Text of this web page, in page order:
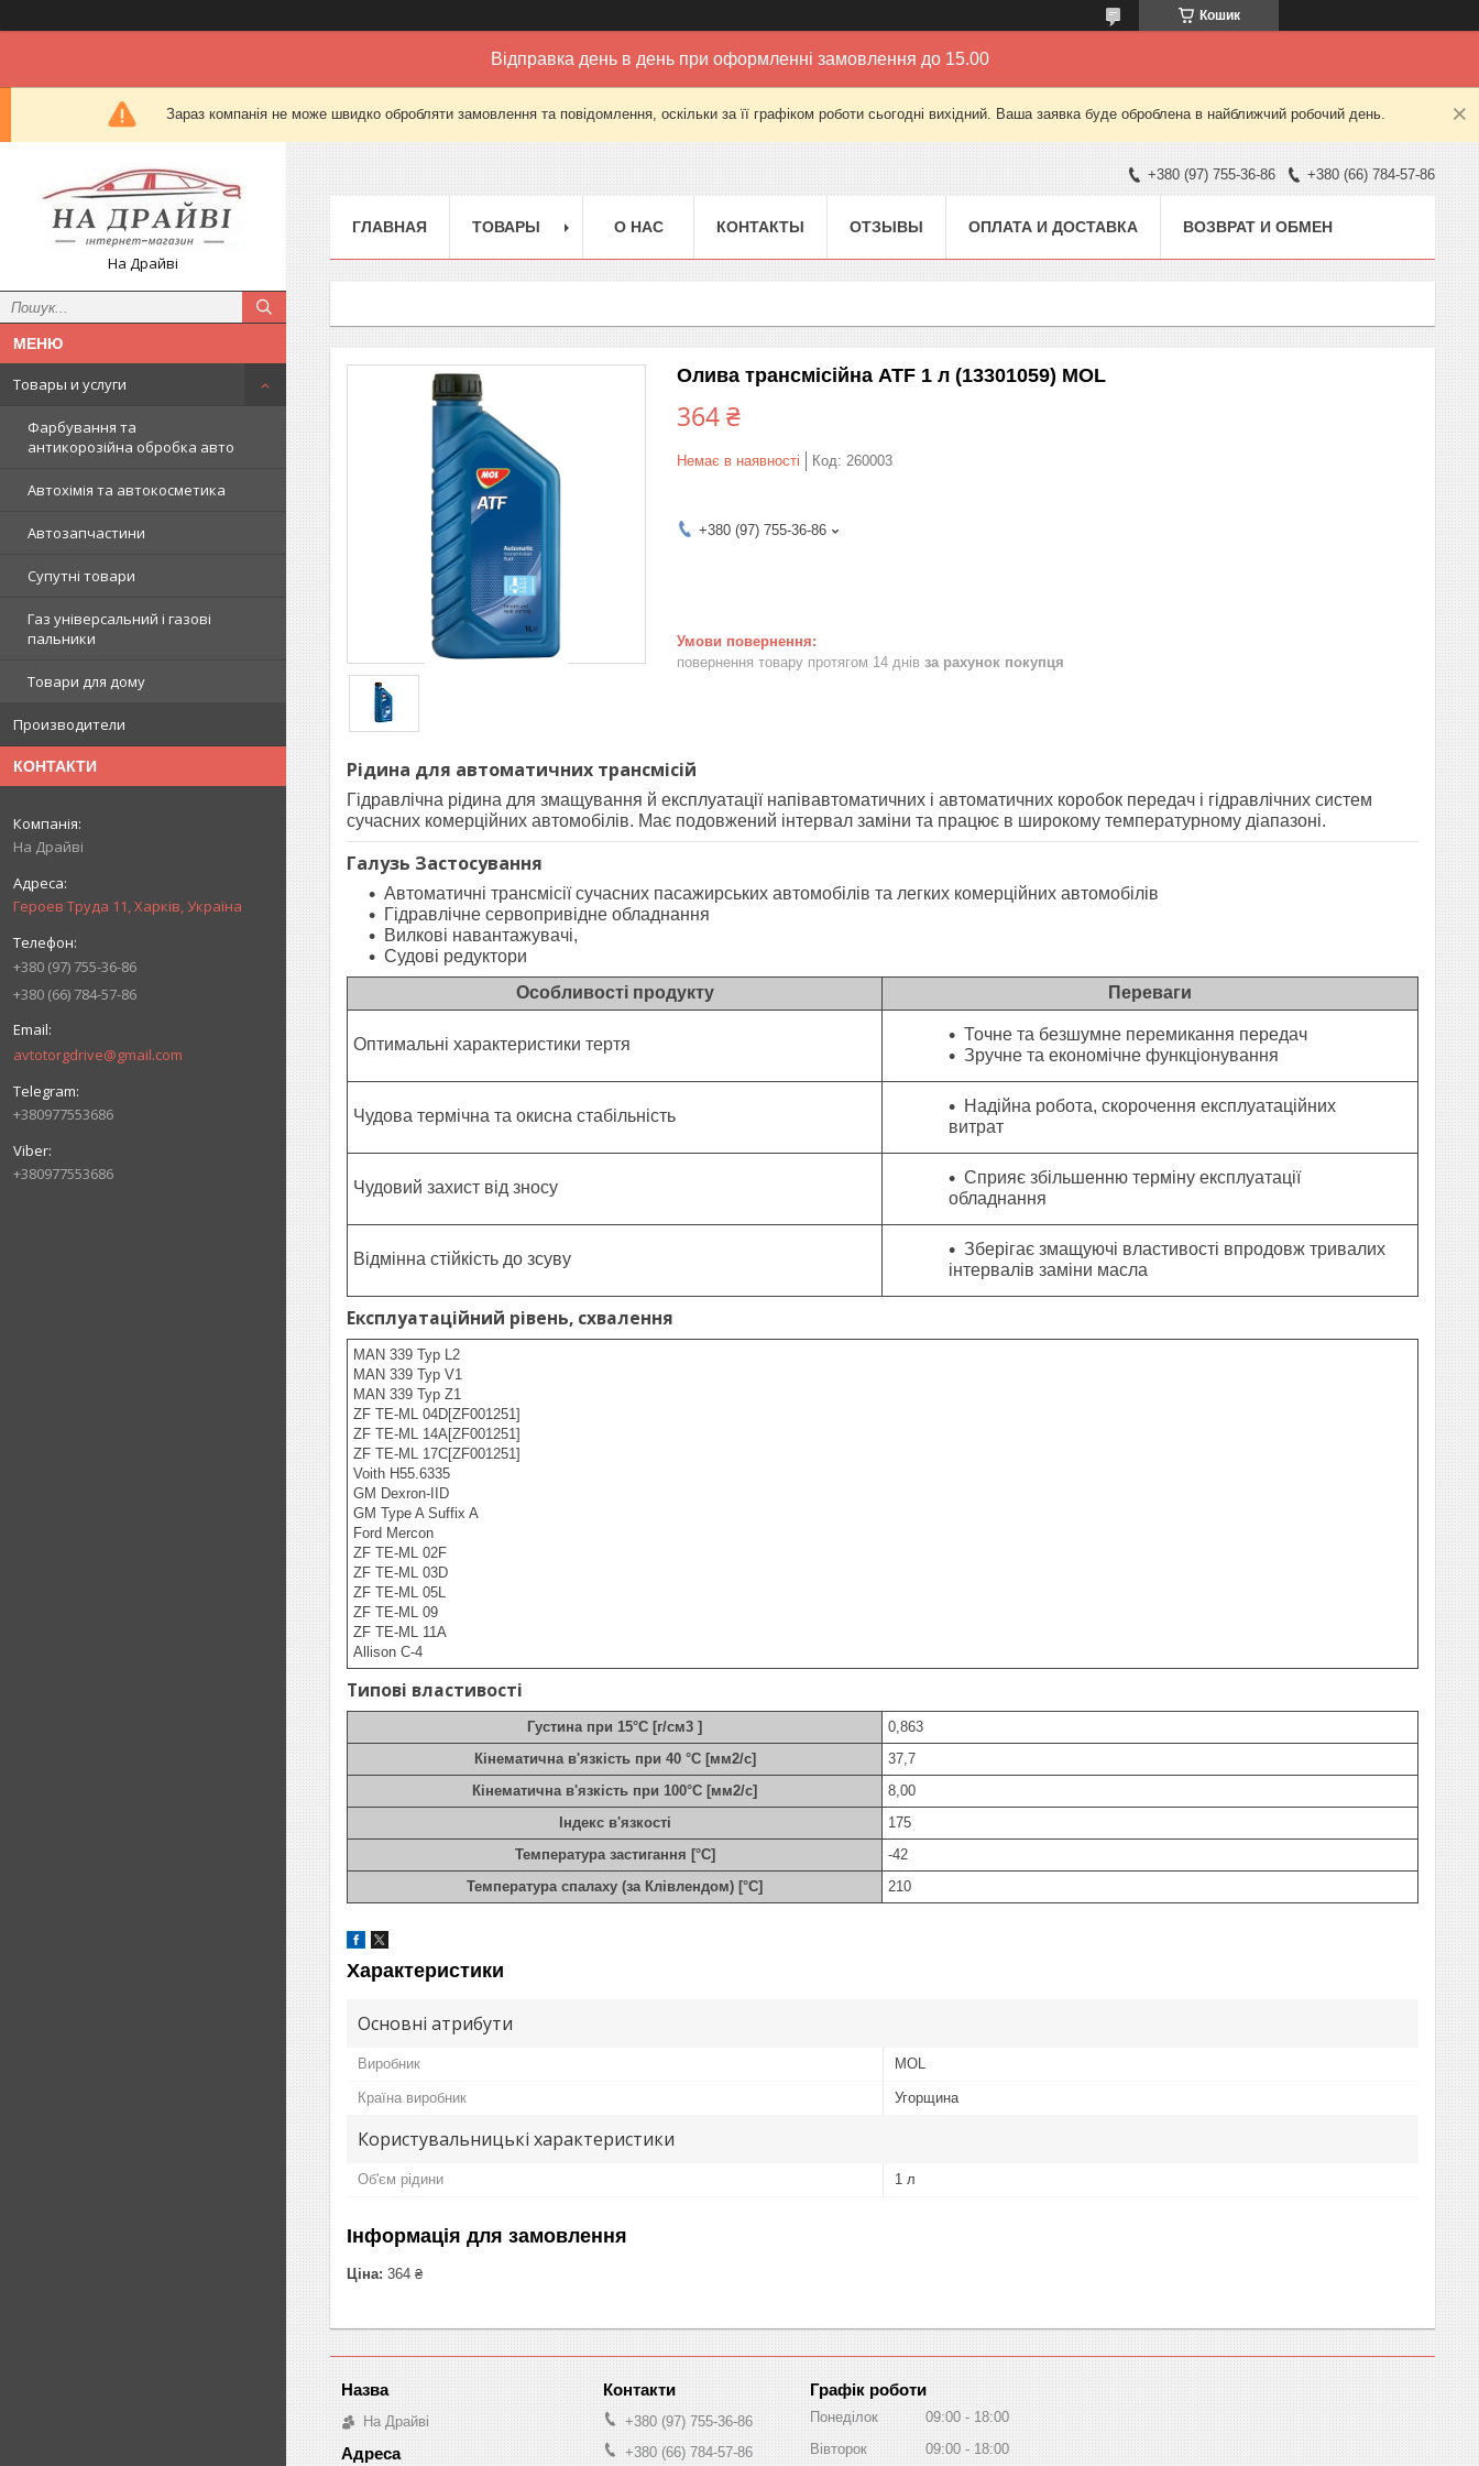
Кошик
Відправка день в день при оформленні замовлення до 15.00
Зараз компанія не може швидко обробляти замовлення та повідомлення, оскільки за її графіком роботи сьогодні вихідний. Ваша заявка буде оброблена в найближчий робочий день.
На Драйві
Товары и услуги
Фарбування та
антикорозійна обробка авто
Автохімія та автокосметика
Автозапчастини
Супутні товари
Газ універсальний і газові
пальники
Товари для дому
Производители
КОНТАКТИ
На Драйві
Героев Труда 11, Харків, Україна
+380 (97) 755-36-86
+380 (66) 784-57-86
avtotorgdrive@gmail.com
+380977553686
+380977553686
+380 (97) 755-36-86 +380 (66) 784-57-86
ГЛАВНАЯ ТОВАРЫ О НАС КОНТАКТЫ ОТЗЫВЫ ОПЛАТА И ДОСТАВКА ВОЗВРАТ И ОБМЕН
Олива трансмісійна ATF 1 л (13301059) MOL
364 ₴
Немає в наявності Код: 260003
+380 (97) 755-36-86
повернення товару протягом 14 днів за рахунок покупця
Рідина для автоматичних трансмісій
Гідравлічна рідина для змащування й експлуатації напівавтоматичних і автоматичних коробок передач і гідравлічних систем
сучасних комерційних автомобілів. Має подовжений інтервал заміни та працює в широкому температурному діапазоні.
Галузь Застосування
Автоматичні трансмісії сучасних пасажирських автомобілів та легких комерційних автомобілів
Гідравлічне сервопривідне обладнання
Вилкові навантажувачі,
Судові редуктори
Особливості продукту
Переваги
Оптимальні характеристики тертя
Точне та безшумне перемикання передач
Зручне та економічне функціонування
Чудова термічна та окисна стабільність
Надійна робота, скорочення експлуатаційних
витрат
Чудовий захист від зносу
Сприяє збільшенню терміну експлуатації
обладнання
Відмінна стійкість до зсуву
Зберігає змащуючі властивості впродовж тривалих
інтервалів заміни масла
Експлуатаційний рівень, схвалення
MAN 339 Typ L2
MAN 339 Typ V1
MAN 339 Typ Z1
ZF TE-ML 04D[ZF001251]
ZF TE-ML 14A[ZF001251]
ZF TE-ML 17C[ZF001251]
Voith H55.6335
GM Dexron-IID
GM Type A Suffix A
Ford Mercon
ZF TE-ML 02F
ZF TE-ML 03D
ZF TE-ML 05L
ZF TE-ML 09
ZF TE-ML 11A
Allison C-4
Типові властивості
Густина при 15°C [г/cм3 ]
0,863
Кінематична в'язкість при 40 °С [мм2/с]
37,7
Кінематична в'язкість при 100°C [мм2/с]
8,00
Індекс в'язкості
175
Температура застигання [°C]
-42
Температура спалаху (за Клівлендом) [°C]
210
Характеристики
Основні атрибути
Виробник MOL
Країна виробник Угорщина
Користувальницькі характеристики
Об'єм рідини 1 л
Інформація для замовлення
Ціна: 364 ₴
На Драйві
+380 (97) 755-36-86
+380 (66) 784-57-86
Графік роботи
Понеділок 09:00
18:00
Вівторок
09:00 18:00